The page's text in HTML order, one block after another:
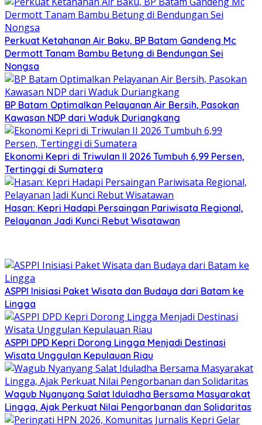
Perkuat Ketahanan Air Baku, BP Batam Gandeng Mc
Dermott Tanam Bambu Betung di Bendungan Sei
Nongsa
BP Batam Optimalkan Pelayanan Air Bersih, Pasokan
Kawasan NDP dari Waduk Duriangkang
Ekonomi Kepri di Triwulan II 2026 Tumbuh 6,99 Persen,
Tertinggi di Sumatera
Hasan: Kepri Hadapi Persaingan Pariwisata Regional,
Pelayanan Jadi Kunci Rebut Wisatawan
ASPPI Inisiasi Paket Wisata dan Budaya dari Batam ke
Lingga
ASPPI DPD Kepri Dorong Lingga Menjadi Destinasi
Wisata Unggulan Kepulauan Riau
Wagub Nyanyang Salat Iduladha Bersama Masyarakat
Lingga, Ajak Perkuat Nilai Pengorbanan dan Solidaritas